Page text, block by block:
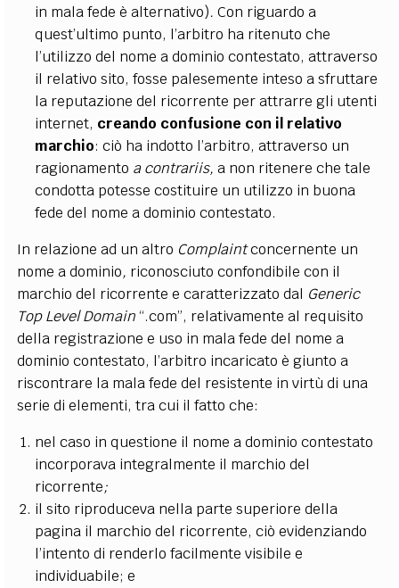
in mala fede è alternativo).Con riguardo a
quest’ultimo punto, l’arbitro ha ritenuto che
l’utilizzo del nome a dominio contestato, attraverso
il relativo sito, fosse palesemente inteso a sfruttare
la reputazione del ricorrente per attrarre gli utenti
internet, creando confusione con il relativo
marchio: ciò ha indotto l’arbitro, attraverso un
ragionamento a contrariis,a non ritenere che tale
condotta potesse costituire un utilizzo in buona
fede del nome a dominio contestato.
In relazione ad un altro Complaintconcernente un
nome a dominio, riconosciuto confondibile con il
marchio del ricorrente e caratterizzato dal Generic
Top Level Domain“.com”, relativamente al requisito
della registrazione e uso in mala fede del nome a
dominio contestato, l’arbitro incaricato è giunto a
riscontrare la mala fede del resistente in virtù di una
serie di elementi, tra cui il fatto che:
nel caso in questione il nome a dominio contestato
incorporava integralmente il marchio del
ricorrente;
il sito riproduceva nella parte superiore della
pagina il marchio del ricorrente, ciò evidenziando
l’intento di renderlo facilmente visibile e
individuabile; e